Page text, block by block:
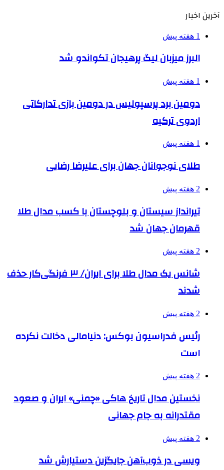
آخرین اخبار
1 هفته پیش
البرز میزبان لیگ پرهیجان تکواندو شد
1 هفته پیش
دومین برد پرسپولیس در دومین بازی تدارکاتی
اردوی ترکیه
1 هفته پیش
طلای نوجوانان جهان برای علیرضا رضایی
2 هفته پیش
تیرانداز سیستان و بلوچستان با کسب مدال طلا
قهرمان جهان شد
2 هفته پیش
شانس یک مدال طلا برای ایران/ ۳ فرنگی‌کار حذف
شدند
2 هفته پیش
رئیس فدراسیون بوکس: دنیامالی دخالت نکرده
است
2 هفته پیش
نخستین مدال تاریخ هاکی «چمنی» ایران و صعود
مقتدرانه به جام جهانی
2 هفته پیش
ویسی در ذوب‌آهن جایگزین دستیارش شد